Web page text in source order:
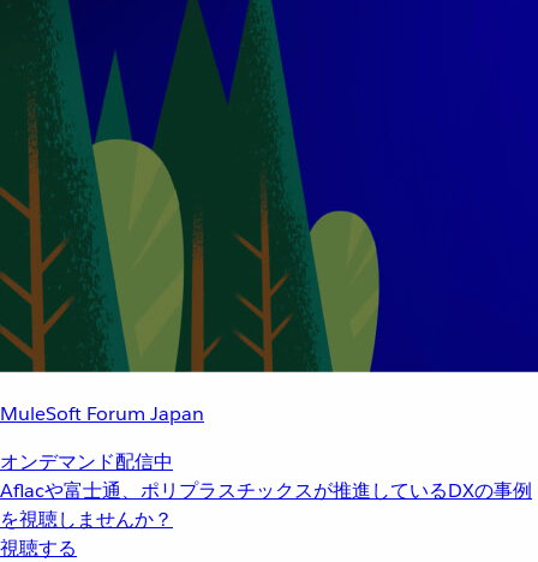
MuleSoft Forum Japan
オンデマンド配信中
Aflacや富士通、ポリプラスチックスが推進しているDXの事例
を視聴しませんか？
視聴する